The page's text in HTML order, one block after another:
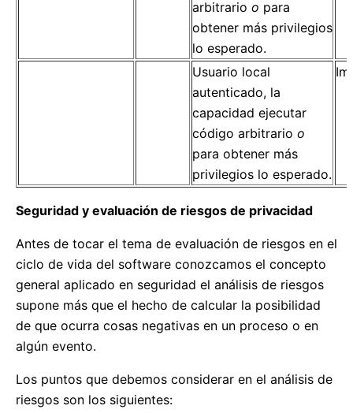
arbitrario o para
obtener más privilegios
lo esperado.
Usuario local
autenticado, la
capacidad ejecutar
código arbitrario o
para obtener más
privilegios lo esperado.
Seguridad y evaluación de riesgos de privacidad
Antes de tocar el tema de evaluación de riesgos en el
ciclo de vida del software conozcamos el concepto
general aplicado en seguridad el análisis de riesgos
supone más que el hecho de calcular la posibilidad
de que ocurra cosas negativas en un proceso o en
algún evento.
Los puntos que debemos considerar en el análisis de
riesgos son los siguientes: